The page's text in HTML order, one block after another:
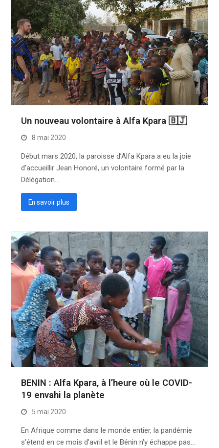
Un nouveau volontaire à Alfa Kpara 🇧🇯
8 mai 2020
Début mars 2020, la paroisse d’Alfa Kpara a eu la joie
d’accueillir Jean Honoré, un volontaire formé par la
Délégation…
En savoir plus
BENIN : Alfa Kpara, à l’heure où le COVID-
19 envahi la planète
5 mai 2020
En Afrique comme dans le monde entier, la pandémie
s'étend en ce mois d'avril et le Bénin n'y échappe pas…